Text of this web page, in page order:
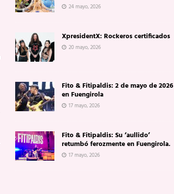
24 mayo, 2026
XpresidentX: Rockeros certificados
20 mayo, 2026
Fito & Fitipaldis: 2 de mayo de 2026
en Fuengirola
17 mayo, 2026
Fito & Fitipaldis: Su ‘aullido’
retumbó ferozmente en Fuengirola.
17 mayo, 2026